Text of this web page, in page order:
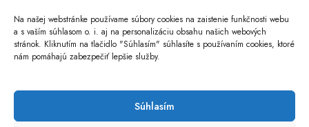
Na našej webstránke používame súbory cookies na zaistenie funkčnosti webu
a s vaším súhlasom o. i. aj na personalizáciu obsahu našich webových
stránok. Kliknutím na tlačidlo "Súhlasím" súhlasíte s používaním cookies, ktoré
nám pomáhajú zabezpečiť lepšie služby.
Súhlasím